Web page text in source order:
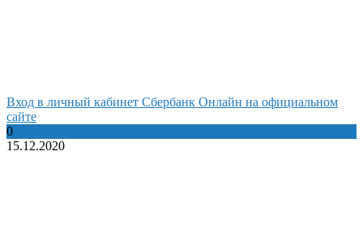
Вход в личный кабинет Сбербанк Онлайн на официальном
сайте
0
15.12.2020